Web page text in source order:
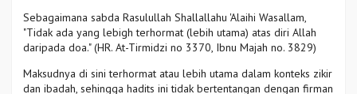
Sebagaimana sabda Rasulullah Shallallahu 'Alaihi Wasallam,
"Tidak ada yang lebigh terhormat (lebih utama) atas diri Allah
daripada doa." (HR. At-Tirmidzi no 3370, Ibnu Majah no. 3829)
Maksudnya di sini terhormat atau lebih utama dalam konteks zikir
dan ibadah, sehingga hadits ini tidak bertentangan dengan firman